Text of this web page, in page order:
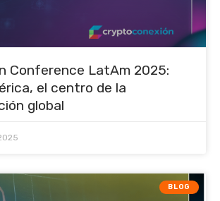
Conference LatAm 2025:
el centro de la
global
BLOG